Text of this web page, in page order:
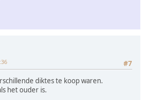
#7
diktes te koop waren.
het ouder is.